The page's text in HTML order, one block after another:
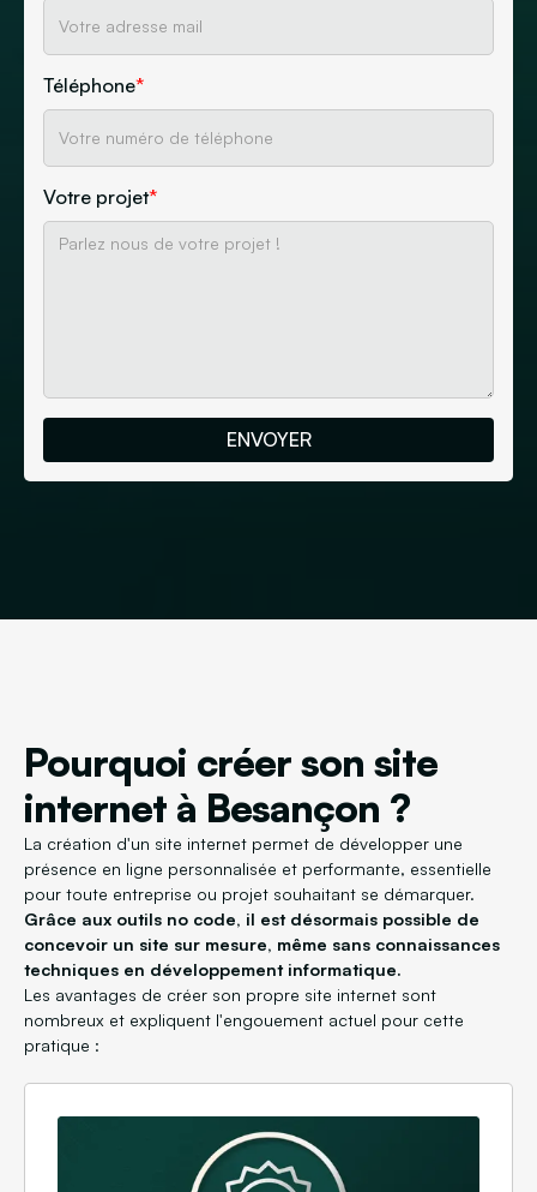
Téléphone*
Votre projet*
Pourquoi créer son site
internet à Besançon ?
La création d'un site internet permet de développer une
présence en ligne personnalisée et performante, essentielle
pour toute entreprise ou projet souhaitant se démarquer.
Grâce aux outils no code, il est désormais possible de
concevoir un site sur mesure, même sans connaissances
techniques en développement informatique.
Les avantages de créer son propre site internet sont
nombreux et expliquent l'engouement actuel pour cette
pratique :